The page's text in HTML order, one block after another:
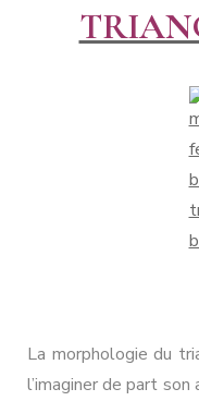
La morphologie du
l’imaginer de part